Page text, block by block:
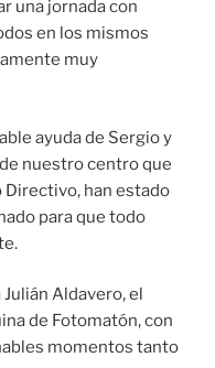
una jornada con
en los mismos
muy
ayuda de Sergio y
nuestro centro que
han estado
para que todo
Aldavero, el
de Fotomatón, con
momentos tanto